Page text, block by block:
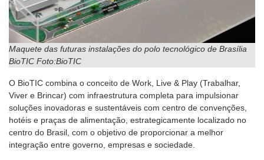
Maquete das futuras instalações do polo tecnológico de Brasília
BioTIC Foto:BioTIC
O BioTIC combina o conceito de Work, Live & Play (Trabalhar,
Viver e Brincar) com infraestrutura completa para impulsionar
soluções inovadoras e sustentáveis com centro de convenções,
hotéis e praças de alimentação, estrategicamente localizado no
centro do Brasil, com o objetivo de proporcionar a melhor
integração entre governo, empresas e sociedade.